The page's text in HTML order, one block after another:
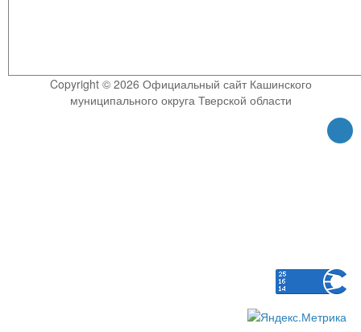
Copyright © 2026 Официальный сайт Кашинского
муниципального округа Тверской области